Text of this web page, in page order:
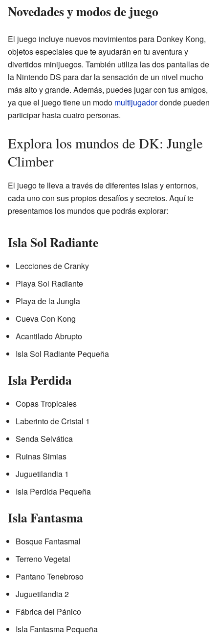
Novedades y modos de juego
El juego incluye nuevos movimientos para Donkey Kong,
objetos especiales que te ayudarán en tu aventura y
divertidos minijuegos. También utiliza las dos pantallas de
la Nintendo DS para dar la sensación de un nivel mucho
más alto y grande. Además, puedes jugar con tus amigos,
ya que el juego tiene un modo multijugadordonde pueden
participar hasta cuatro personas.
Explora los mundos de DK: Jungle
Climber
El juego te lleva a través de diferentes islas y entornos,
cada uno con sus propios desafíos y secretos. Aquí te
presentamos los mundos que podrás explorar:
Isla Sol Radiante
Lecciones de Cranky
Playa Sol Radiante
Playa de la Jungla
Cueva Con Kong
Acantilado Abrupto
Isla Sol Radiante Pequeña
Isla Perdida
Copas Tropicales
Laberinto de Cristal 1
Senda Selvática
Ruinas Simias
Juguetilandia 1
Isla Perdida Pequeña
Isla Fantasma
Bosque Fantasmal
Terreno Vegetal
Pantano Tenebroso
Juguetilandia 2
Fábrica del Pánico
Isla Fantasma Pequeña